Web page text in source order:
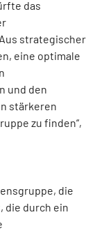
das
strategischer
eine optimale
und den
stärkeren
zu finden“,
die
die durch ein